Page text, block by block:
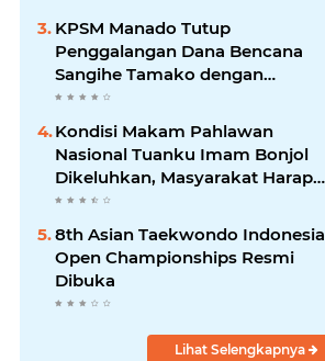
Tetap Terjaga
KPSM Manado Tutup
Penggalangan Dana Bencana
Sangihe Tamako dengan
Semangat Tinggi, Dihadiri
Banyak Seniman Ibu Kota
Kondisi Makam Pahlawan
Nasional Tuanku Imam Bonjol
Dikeluhkan, Masyarakat Harap
Pemerintah Segera Lakukan
Pembenahan
8th Asian Taekwondo Indonesia
Open Championships Resmi
Dibuka
Lihat Selengkapnya